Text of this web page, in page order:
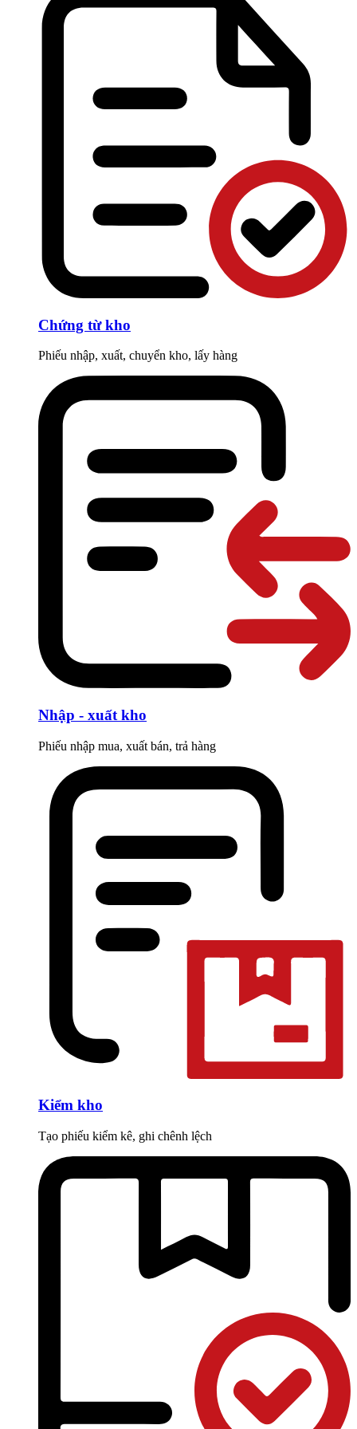
Chứng từ kho
Phiếu nhập, xuất, chuyển kho, lấy hàng
Nhập - xuất kho
Phiếu nhập mua, xuất bán, trả hàng
Kiểm kho
Tạo phiếu kiểm kê, ghi chênh lệch